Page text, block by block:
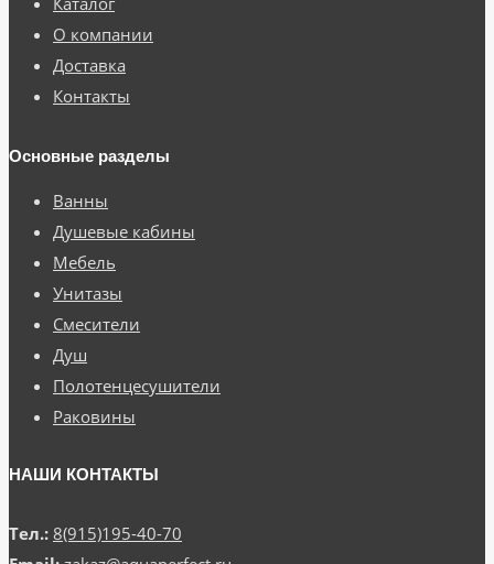
О компании
Доставка
Контакты
Основные разделы
Ванны
Душевые кабины
Мебель
Унитазы
Смесители
Душ
Полотенцесушители
Раковины
НАШИ КОНТАКТЫ
Тел.: 8(915)195-40-70